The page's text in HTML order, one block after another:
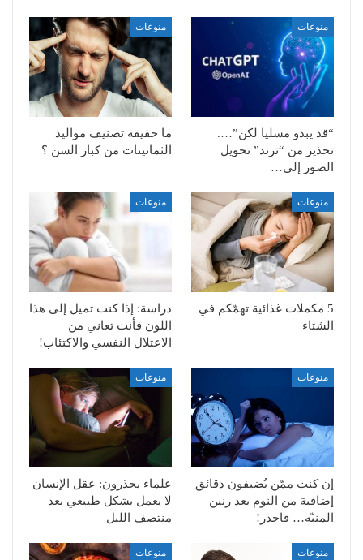
منوعات
“قد يبدو مسليا لكن”….
تحذير من “ترند” تحويل
الصور إلى…
منوعات
ما حقيقة تصنيف مواليد
الثمانينات من كبار السن ؟
منوعات
5 مكملات غذائية تهمّكم في
الشتاء
منوعات
دراسة: إذا كنت تميل إلى هذا
اللون فأنت تعاني من
الاعتلال النفسي والاكتئاب!
منوعات
إن كنت ممّن يُضيفون دقائق
إضافية من النوم بعد رنين
المنبّه… فاحذر!
منوعات
علماء يحذرون: عقل الإنسان
لا يعمل بشكل طبيعي بعد
منتصف الليل
منوعات منوعات